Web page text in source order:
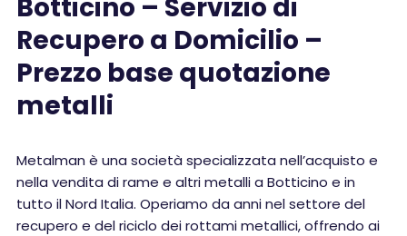
Botticino – Servizio di
Recupero a Domicilio –
Prezzo base quotazione
metalli
Metalman è una società specializzata nell’acquisto e
nella vendita di rame e altri metalli a Botticino e in
tutto il Nord Italia. Operiamo da anni nel settore del
recupero e del riciclo dei rottami metallici, offrendo ai